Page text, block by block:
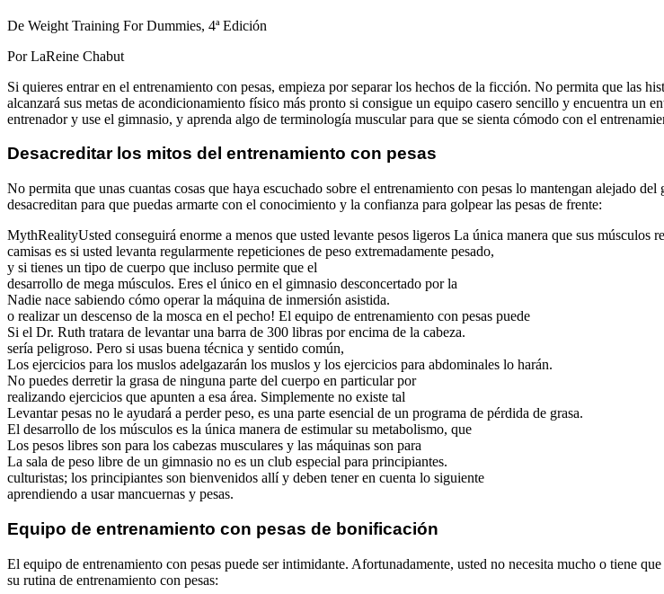
De Weight Training For Dummies, 4ª Edición
Por LaReine Chabut
Si quieres entrar en el entrenamiento con pesas, empieza por separar los hechos de la ficción. No permita que las
alcanzará sus metas de acondicionamiento físico más pronto si consigue un equipo casero sencillo y encuentra un
entrenador y use el gimnasio, y aprenda algo de terminología muscular para que se sienta cómodo con el
Desacreditar los mitos del entrenamiento con pesas
No permita que unas cuantas cosas que haya escuchado sobre el entrenamiento con pesas lo mantengan alejado
desacreditan para que puedas armarte con el conocimiento y la confianza para golpear las pesas de frente:
MythRealityUsted conseguirá enorme a menos que usted levante pesos ligeros La única manera que sus músculos
camisas es si usted levanta regularmente repeticiones de peso extremadamente pesado,
y si tienes un tipo de cuerpo que incluso permite que el
desarrollo de mega músculos. Eres el único en el gimnasio desconcertado por la
Nadie nace sabiendo cómo operar la máquina de inmersión asistida.
o realizar un descenso de la mosca en el pecho! El equipo de entrenamiento con pesas puede
Si el Dr. Ruth tratara de levantar una barra de 300 libras por encima de la cabeza.
sería peligroso. Pero si usas buena técnica y sentido común,
Los ejercicios para los muslos adelgazarán los muslos y los ejercicios para abdominales lo harán.
No puedes derretir la grasa de ninguna parte del cuerpo en particular por
realizando ejercicios que apunten a esa área. Simplemente no existe tal
Levantar pesas no le ayudará a perder peso, es una parte esencial de un programa de pérdida de grasa.
El desarrollo de los músculos es la única manera de estimular su metabolismo, que
Los pesos libres son para los cabezas musculares y las máquinas son para
La sala de peso libre de un gimnasio no es un club especial para principiantes.
culturistas; los principiantes son bienvenidos allí y deben tener en cuenta lo siguiente
aprendiendo a usar mancuernas y pesas.
Equipo de entrenamiento con pesas de bonificación
El equipo de entrenamiento con pesas puede ser intimidante. Afortunadamente, usted no necesita mucho o tiene
su rutina de entrenamiento con pesas: